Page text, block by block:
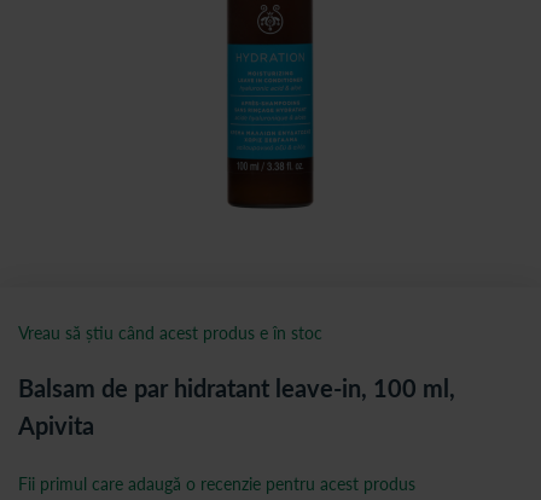
Balsam de par hidratant leave-in, 100 ml,
Apivita
Fii primul care adaugă o recenzie pentru acest produs
Vreau să știu când acest produs e în stoc